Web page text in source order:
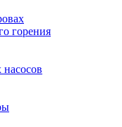
горения